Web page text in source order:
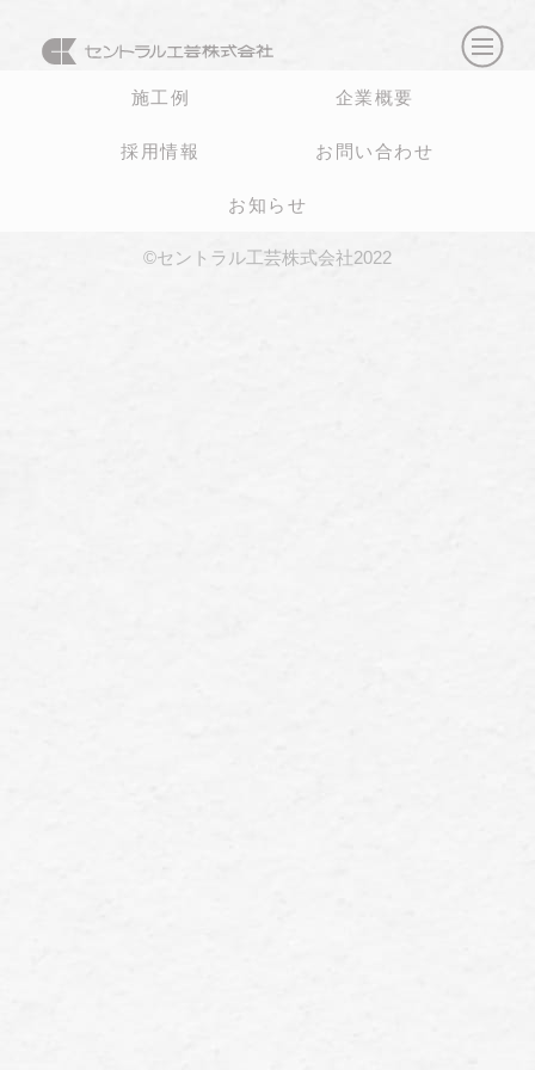
施工例 企業概要
採用情報 お問い合わせ
お知らせ
©セントラル工芸株式会社2022